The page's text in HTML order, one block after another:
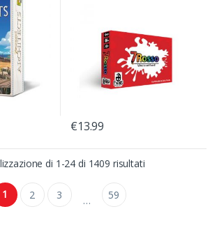
€13.99
di 1-24 di 1409 risultati
1 2 3 … 59